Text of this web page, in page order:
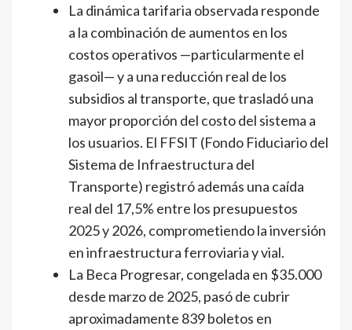
La dinámica tarifaria observada responde
a la combinación de aumentos en los
costos operativos —particularmente el
gasoil— y a una reducción real de los
subsidios al transporte, que trasladó una
mayor proporción del costo del sistema a
los usuarios. El FFSIT (Fondo Fiduciario del
Sistema de Infraestructura del
Transporte) registró además una caída
real del 17,5% entre los presupuestos
2025 y 2026, comprometiendo la inversión
en infraestructura ferroviaria y vial.
La Beca Progresar, congelada en $35.000
desde marzo de 2025, pasó de cubrir
aproximadamente 839 boletos en